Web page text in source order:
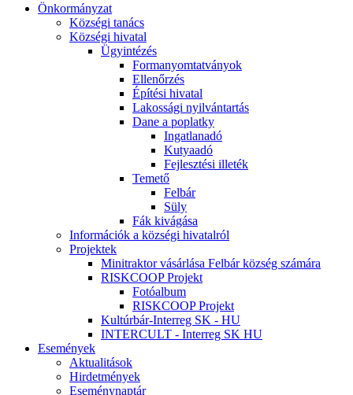
Önkormányzat
Községi tanács
Községi hivatal
Ügyintézés
Formanyomtatványok
Ellenőrzés
Építési hivatal
Lakossági nyilvántartás
Dane a poplatky
Ingatlanadó
Kutyaadó
Fejlesztési illeték
Temető
Felbár
Süly
Fák kivágása
Információk a községi hivatalról
Projektek
Minitraktor vásárlása Felbár község számára
RISKCOOP Projekt
Fotóalbum
RISKCOOP Projekt
Kultúrbár-Interreg SK - HU
INTERCULT - Interreg SK HU
Események
Aktualitások
Hirdetmények
Eseménynaptár